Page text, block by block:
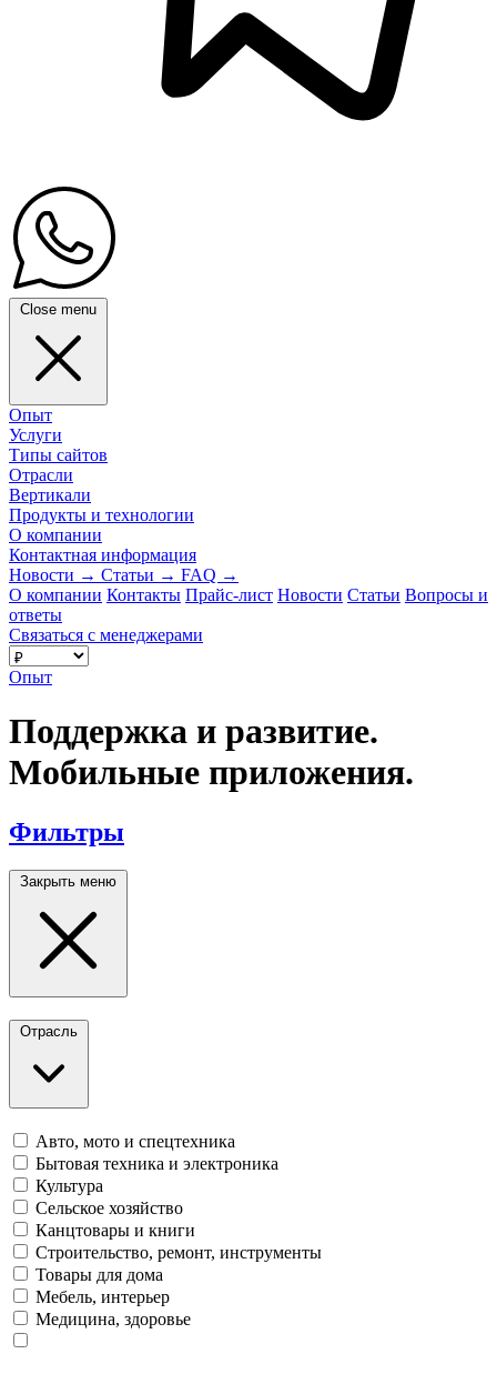
Close menu
Опыт
Услуги
Типы сайтов
Отрасли
Вертикали
Продукты и технологии
О компании
Контактная информация
Новости → Статьи → FAQ →
О компании Контакты Прайс-лист Новости Статьи Вопросы и
ответы
Связаться с менеджерами
Опыт
Поддержка и развитие.
Мобильные приложения.
Фильтры
Закрыть меню
Отрасль
Авто, мото и спецтехника
Бытовая техника и электроника
Культура
Сельское хозяйство
Канцтовары и книги
Строительство, ремонт, инструменты
Товары для дома
Мебель, интерьер
Медицина, здоровье